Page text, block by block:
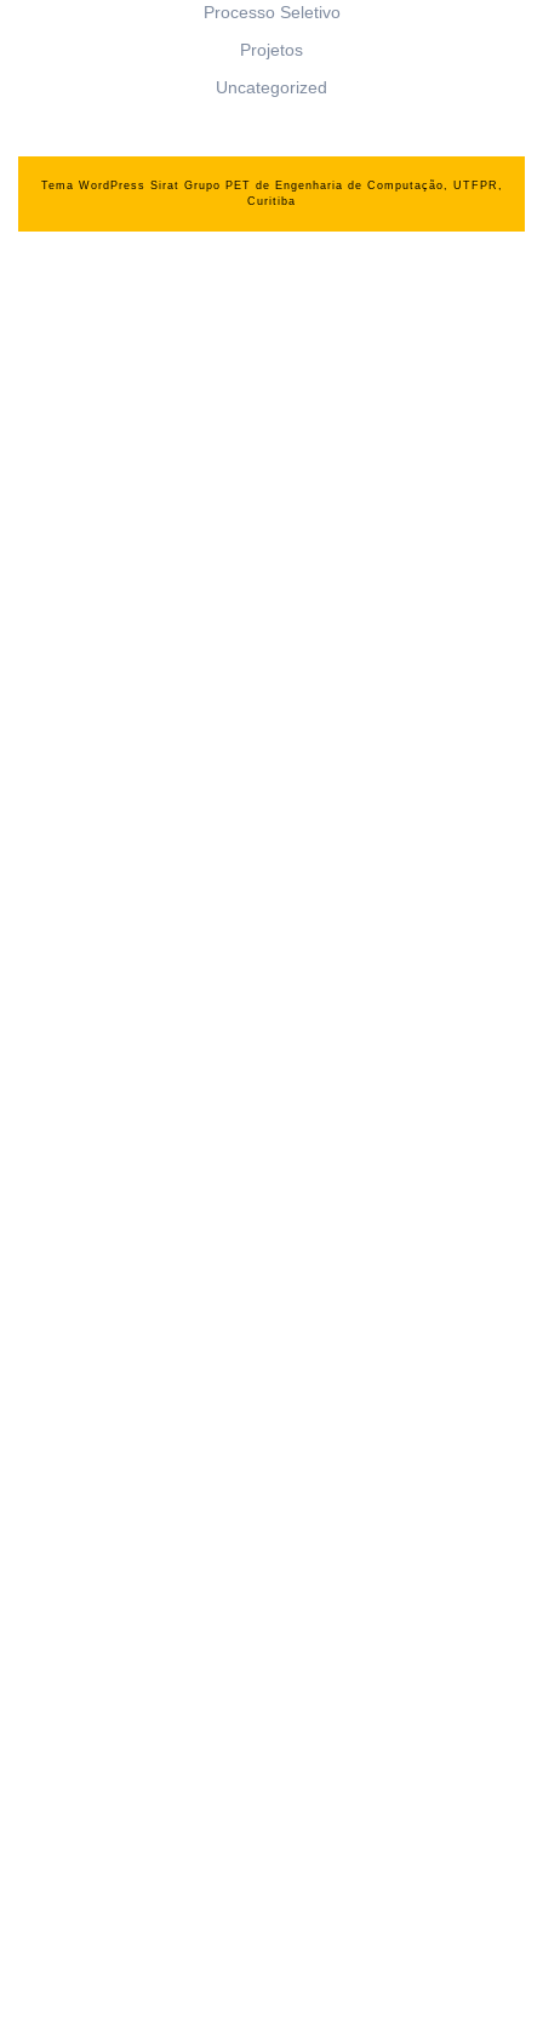
Processo Seletivo
Projetos
Uncategorized
Tema WordPress Sirat Grupo PET de Engenharia de Computação, UTFPR,
Curitiba